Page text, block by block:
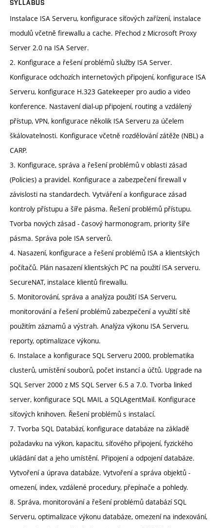
SYLLABUS
Instalace ISA Serveru, konfigurace síťových zařízení, instalace
modulů včetně firewallu a cache. Přechod z Microsoft Proxy
Server 2.0 na ISA Server.
2. Konfigurace a řešení problémů služby ISA Server.
Konfigurace odchozích internetových připojení, konfigurace ISA
Serveru, konfigurace H.323 Gatekeeper pro audio a video
konference. Nastavení dial-up připojení, routing a vzdálený
přístup, VPN, konfigurace několik ISA Serveru za účelem
škálovatelnosti. Konfigurace včetně rozdělování zátěže (NBL) a
CARP.
3. Konfigurace, správa a řešení problémů v oblasti zásad
(Policies) a pravidel. Konfigurace a zabezpečení firewall v
závislosti na standardech. Vytváření a konfigurace zásad
kontroly přístupu a šíře pásma. Řešení problémů přístupu.
Tvorba nových zásad - časový harmonogram, priority šíře
pásma. Správa pole ISA serverů.
4. Nasazení, konfigurace a řešení problémů ISA a klientských
počítačů. Plán nasazení klientských PC na použití ISA serveru.
SecureNAT, instalace klientů firewallu.
5. Monitorování, správa a analýza použití ISA Serveru,
monitorování a řešení problémů zabezpečení a využití sítě
použitím záznamů a výstrah. Analýza výkonu ISA Serveru,
reporty, optimalizace výkonu.
6. Instalace a konfigurace SQL Serveru 2000, problematika
clusterů, umístění souborů, počet instancí a účtů. Upgrade na
SQL Server 2000 z MS SQL Server 6.5 a 7.0. Tvorba linked
server, konfigurace SQL MAIL a SQLAgentMail. Konfigurace
síťových knihoven. Řešení problémů s instalací.
7. Tvorba SQL Databází, konfigurace databáze na základě
požadavku na výkon, kapacitu, síťového připojení, fyzického
ukládání dat a jeho umístění. Připojení a odpojení databáze.
Vytvoření a úprava databáze. Vytvoření a správa objektů -
omezení, index, vzdálené procedury, přepínače a pohledy.
8. Správa, monitorování a řešení problémů databází SQL
Serveru, optimalizace výkonu databáze, omezení na indexování,